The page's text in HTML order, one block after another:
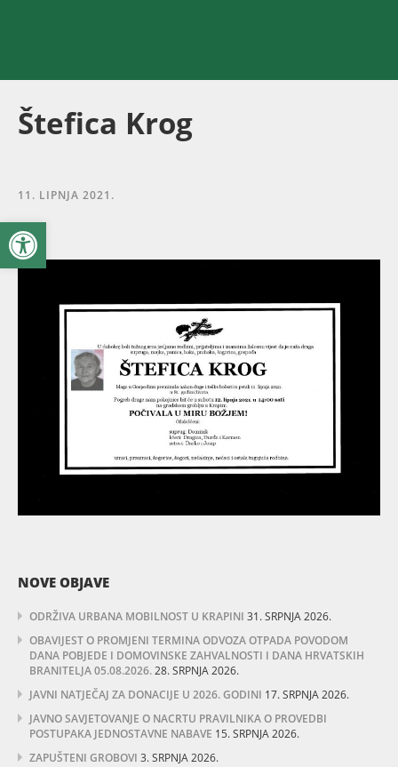
Open toolbar
Štefica Krog
11. LIPNJA 2021.
NOVE OBJAVE
ODRŽIVA URBANA MOBILNOST U KRAPINI 31. SRPNJA 2026.
OBAVIJEST O PROMJENI TERMINA ODVOZA OTPADA POVODOM
DANA POBJEDE I DOMOVINSKE ZAHVALNOSTI I DANA HRVATSKIH
BRANITELJA 05.08.2026.28. SRPNJA 2026.
JAVNI NATJEČAJ ZA DONACIJE U 2026. GODINI 17. SRPNJA 2026.
JAVNO SAVJETOVANJE O NACRTU PRAVILNIKA O PROVEDBI
POSTUPAKA JEDNOSTAVNE NABAVE 15. SRPNJA 2026.
ZAPUŠTENI GROBOVI 3. SRPNJA 2026.